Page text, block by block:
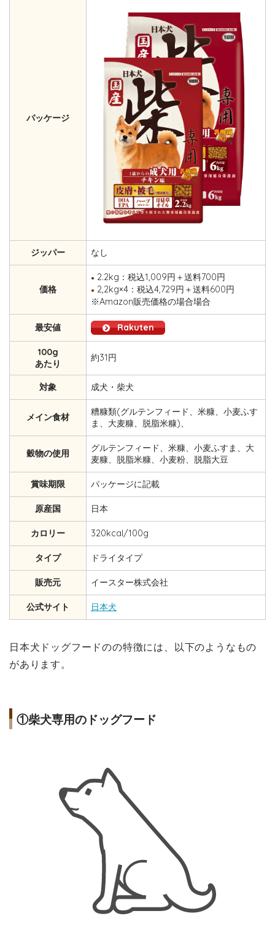
パッケージ
ジッパー なし
価格
● 2.2kg：税込1,009円＋送料700円
● 2,2kg×4：税込4,729円＋送料600円
※Amazon販売価格の場合場合
最安値 Rakuten
100g
あたり
約31円
対象 成犬・柴犬
メイン食材
糟糠類(グルテンフィード、米糠、小麦ふす
ま、大麦糠、脱脂米糠)、
穀物の使用
グルテンフィード、米糠、小麦ふすま、大
麦糠、脱脂米糠、小麦粉、脱脂大豆
賞味期限 パッケージに記載
原産国 日本
カロリー 320kcal/100g
タイプ ドライタイプ
販売元 イースター株式会社
公式サイト 日本犬
日本犬ドッグフードのの特徴には、以下のようなもの
があります。
①柴犬専用のドッグフード